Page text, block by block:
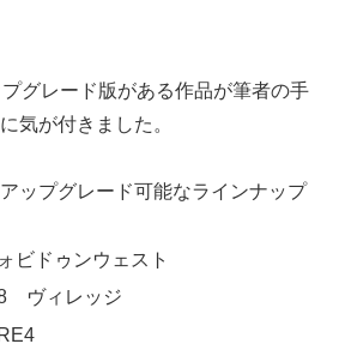
グレード版がある作品が筆者の手
気が付きました。
ップグレード可能なラインナップ
ビドゥンウェスト
ヴィレッジ